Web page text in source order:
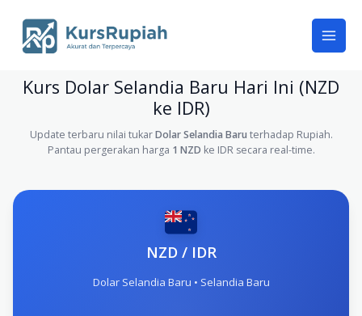
content
Kurs Dolar Selandia Baru Hari Ini (NZD
ke IDR)
Update terbaru nilai tukarDolar Selandia Baru terhadap Rupiah.
Pantau pergerakan harga 1 NZD ke IDR secara real-time.
NZD / IDR
Dolar Selandia Baru • Selandia Baru